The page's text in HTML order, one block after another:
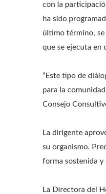
con la
ha sido
último término, se
que se ejecuta en
“Este tipo de
para la
Consejo
La dirigente
su organismo.
forma sostenida y
La Directora del